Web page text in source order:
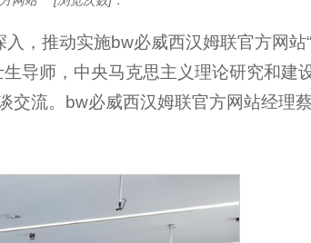
，推动实施bw必威西汉姆联官方网站
导师，中央马克思主义理论研究和建
交流。bw必威西汉姆联官方网站经理